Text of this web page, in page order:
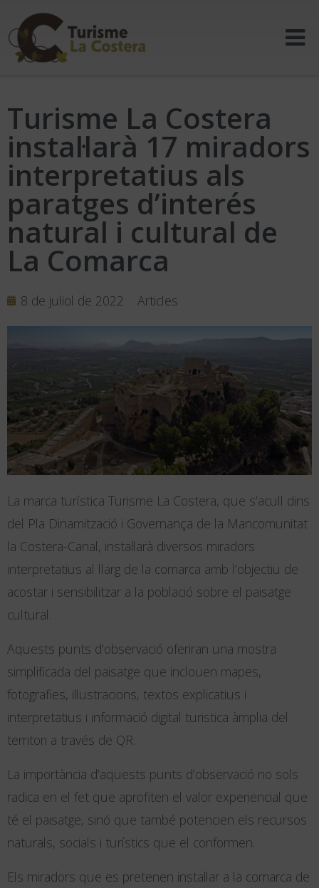
Turisme La Costera
instal·larà 17 miradors
interpretatius als
paratges d’interés
natural i cultural de
La Comarca
8 de juliol de 2022 Articles
La marca turística Turisme La Costera, que s’acull dins
del Pla Dinamització i Governança de la Mancomunitat
la Costera-Canal, instal·larà diversos miradors
interpretatius al llarg de la comarca amb l’objectiu de
acostar i sensibilitzar a la població sobre el paisatge
cultural.
Aquests punts d’observació oferiran una mostra
simplificada del paisatge que inclouen mapes,
fotografies, il·lustracions, textos explicatius i
interpretatius i informació digital turistica àmplia del
territori a través de QR.
La importància d’aquests punts d’observació no sols
radica en el fet que aprofiten el valor experiencial que
té el paisatge, sinó que també potencien els recursos
naturals, socials i turístics que el conformen.
Els miradors que es pretenen instal·lar a la comarca de